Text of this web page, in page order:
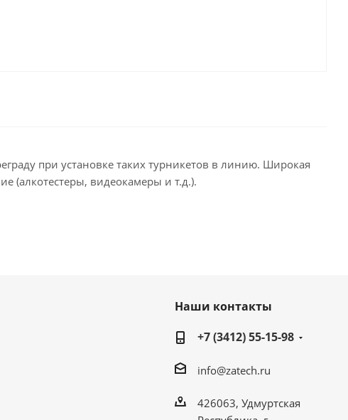
при установке таких турникетов в линию. Широкая
(алкотестеры, видеокамеры и т.д.).
Наши контакты
+7 (3412) 55-15-98
info@zatech.ru
426063, Удмуртская